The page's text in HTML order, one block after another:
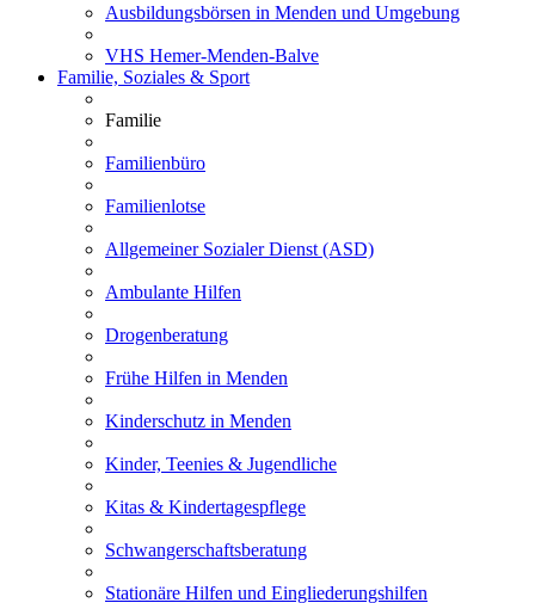
Ausbildungsbörsen in Menden und Umgebung
VHS Hemer-Menden-Balve
Familie, Soziales & Sport
Familie
Familienbüro
Familienlotse
Allgemeiner Sozialer Dienst (ASD)
Ambulante Hilfen
Drogenberatung
Frühe Hilfen in Menden
Kinderschutz in Menden
Kinder, Teenies & Jugendliche
Kitas & Kindertagespflege
Schwangerschaftsberatung
Stationäre Hilfen und Eingliederungshilfen